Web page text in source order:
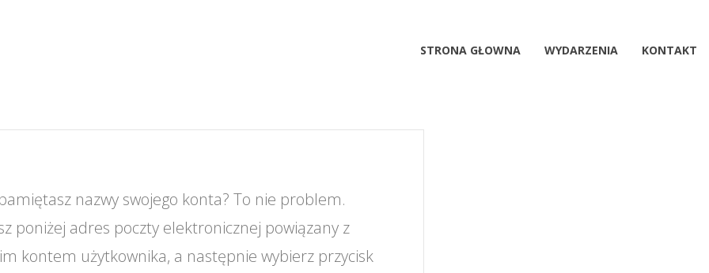
STRONA GŁOWNA WYDARZENIA KONTAKT
nazwy swojego konta? To nie problem.
poniżej adres poczty elektronicznej powiązany z
kontem użytkownika, a następnie wybierz przycisk